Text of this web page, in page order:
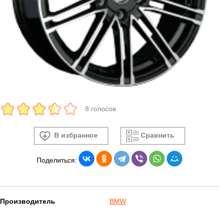
8 голосов
В избранное Сравнить
Поделиться:
Производитель BMW